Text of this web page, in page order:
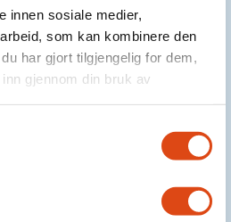
innen sosiale medier,
som kan kombinere den
har gjort tilgjengelig for dem,
gjennom din bruk av
oktober